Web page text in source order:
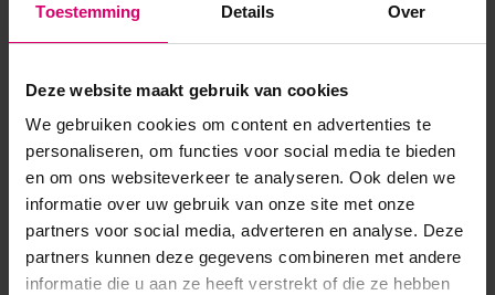
Toestemming Details Over
Deze website maakt gebruik van cookies
We gebruiken cookies om content en advertenties te
personaliseren, om functies voor social media te bieden
en om ons websiteverkeer te analyseren. Ook delen we
informatie over uw gebruik van onze site met onze
partners voor social media, adverteren en analyse. Deze
partners kunnen deze gegevens combineren met andere
informatie die u aan ze heeft verstrekt of die ze hebben